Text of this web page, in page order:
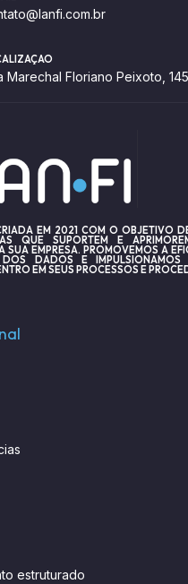
Marechal Floriano Peixoto,
EM 2021 COM O OBJETIVO
QUE SUPORTEM E
SUA EMPRESA. PROMOVEMOS A
DOS DADOS E
EM SEUS PROCESSOS E
estruturado